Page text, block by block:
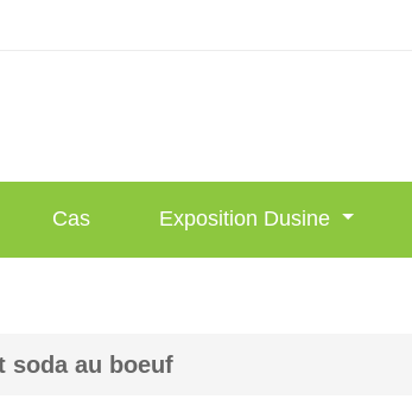
Cas Exposition Dusine
soda au boeuf